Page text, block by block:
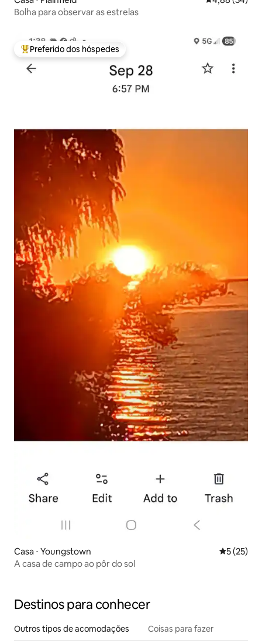
Bolha para observar as estrelas
Entre os melhores preferidos dos hóspedes
Preferido dos hóspedes
Casa ⋅ Youngstown 5 de uma
5 (25)
A casa de campo ao pôr do sol
Destinos para conhecer
Outros tipos de acomodações Coisas para fazer